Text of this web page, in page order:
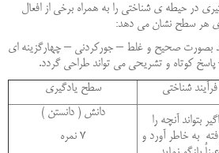
در حیطه ی شناختی را به همراه برخی از افعال
هر سطح نشان می دهد:
بصورت صحیح و غلط – جورکردنی – چهارگزینه ای
کوتاه و تشریحی می تواند طراحی گردد.
فرآیند شناختی
سطح یادگیری
بتواند آنچه را
به خاطر آورد و
دانش ( دانستن )
7 نمره